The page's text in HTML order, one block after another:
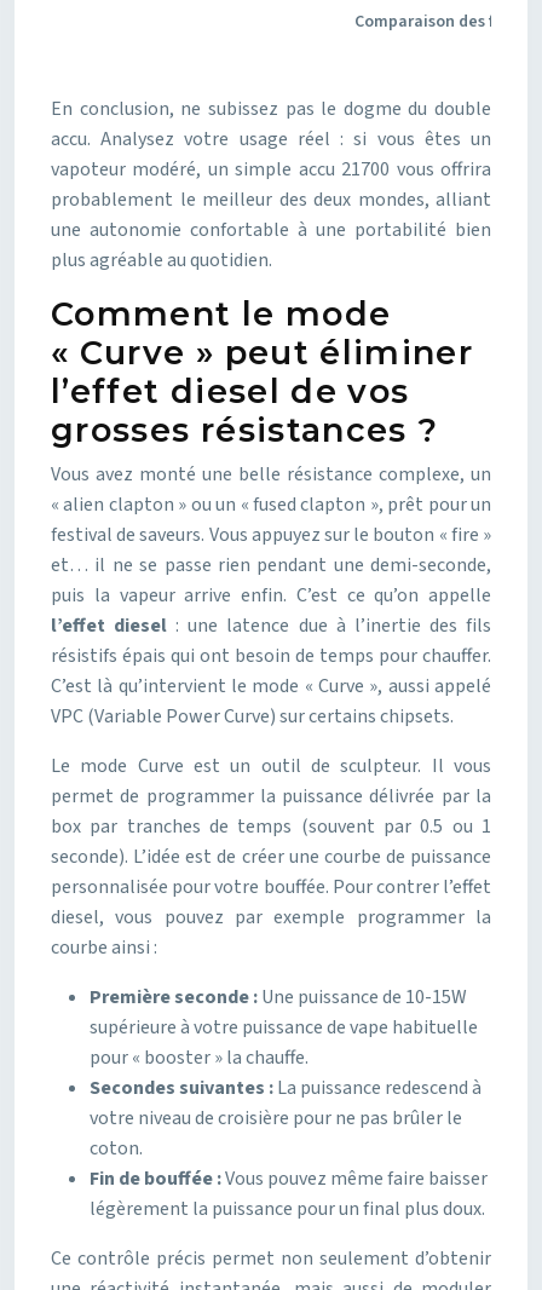
Comparaison des
En conclusion, ne subissez pas le dogme du double
accu. Analysez votre usage réel : si vous êtes un
vapoteur modéré, un simple accu 21700 vous offrira
probablement le meilleur des deux mondes, alliant
une autonomie confortable à une portabilité bien
plus agréable au quotidien.
Comment le mode
« Curve » peut éliminer
l’effet diesel de vos
grosses résistances ?
Vous avez monté une belle résistance complexe, un
« alien clapton » ou un « fused clapton », prêt pour un
festival de saveurs. Vous appuyez sur le bouton « fire »
et… il ne se passe rien pendant une demi-seconde,
puis la vapeur arrive enfin. C’est ce qu’on appelle
l’effet diesel : une latence due à l’inertie des fils
résistifs épais qui ont besoin de temps pour chauffer.
C’est là qu’intervient le mode « Curve », aussi appelé
VPC (Variable Power Curve) sur certains chipsets.
Le mode Curve est un outil de sculpteur. Il vous
permet de programmer la puissance délivrée par la
box par tranches de temps (souvent par 0.5 ou 1
seconde). L’idée est de créer une courbe de puissance
personnalisée pour votre bouffée. Pour contrer l’effet
diesel, vous pouvez par exemple programmer la
courbe ainsi :
Première seconde :Une puissance de 10-15W
supérieure à votre puissance de vape habituelle
pour « booster » la chauffe.
Secondes suivantes :La puissance redescend à
votre niveau de croisière pour ne pas brûler le
coton.
Fin de bouffée :Vous pouvez même faire baisser
légèrement la puissance pour un final plus doux.
Ce contrôle précis permet non seulement d’obtenir